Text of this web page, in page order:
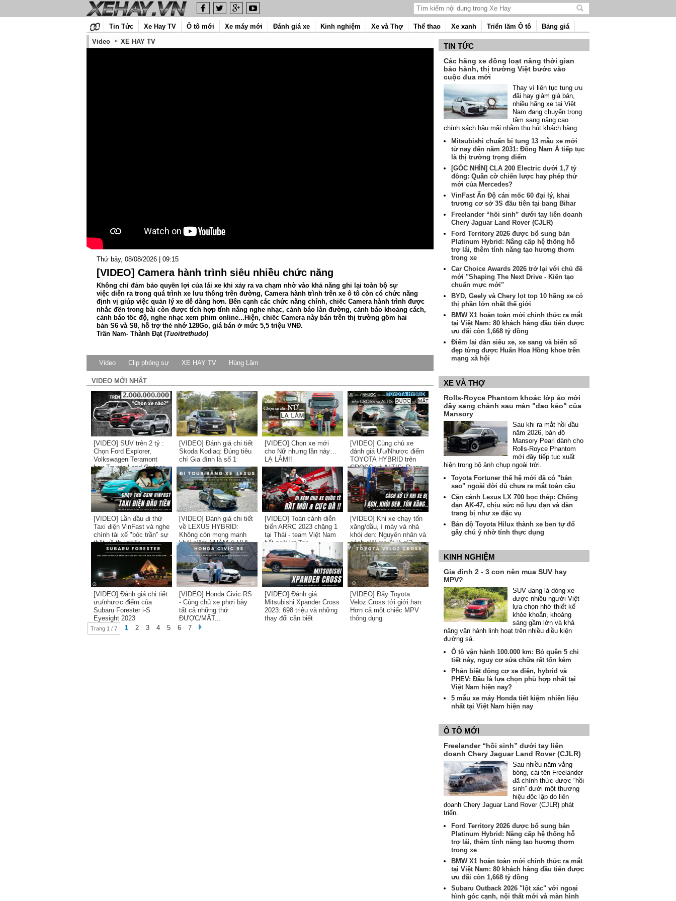
Tìm
nội
dung
Tin Tức Xe Hay TV Ô tô mới Xe máy mới Đánh giá xe Kinh nghiệm Xe và Thợ Thể thao Xe xanh Triển lãm Ô tô
Bảng giá
Video
XE HAY TV
Thứ bảy, 08/08/2026 | 09:15
[VIDEO] Camera hành trình siêu nhiều chức năng
Không chỉ đảm bảo quyền lợi của lái xe khi xảy ra va chạm nhờ vào khả năng ghi lại toàn bộ sự
việc diễn ra trong quá trình xe lưu thông trên đường, Camera hành trình trên xe ô tô còn có chức năng
định vị giúp việc quản lý xe dễ dàng hơn. Bên cạnh các chức năng chính, chiếc Camera hành trình được
nhắc đến trong bài còn được tích hợp tính năng nghe nhạc, cảnh báo làn đường, cảnh báo khoảng cách,
cảnh báo tốc độ, nghe nhạc xem phim online...Hiện, chiếc Camera này bán trên thị trường gồm hai
bản S6 và S8, hỗ trợ thẻ nhớ 128Go, giá bán ở mức 5,5 triệu VNĐ.
Trần Nam- Thành Đạt(Tuoitrethudo)
Video Clip phóng sự XE HAY TV Hùng Lâm
VIDEO MỚI NHẤT
[VIDEO] SUV trên 2 tỷ :
Chọn Ford Explorer,
Volkswagen Teramont
hay Toyota Land Cruiser
Prado?
[VIDEO] Đánh giá chi tiết
Skoda Kodiaq: Đúng tiêu
chí Gia đình là số 1
[VIDEO] Chọn xe mới
cho Nữ nhưng lần này…
LẠ LẮM!!
[VIDEO] Cùng chủ xe
đánh giá Ưu/Nhược điểm
TOYOTA HYBRID trên
CROSS và ALTIS: Được
và Mất?
[VIDEO] Lần đầu đi thử
Taxi điện VinFast và nghe
chính tài xế "bóc trần" sự
thật về thu nhập...
[VIDEO] Đánh giá chi tiết
về LEXUS HYBRID:
Không còn mong manh
khái niệm NHÀM & VUI...
[VIDEO] Toàn cảnh diễn
biến ARRC 2023 chặng 1
tại Thái - team Việt Nam
bất ngờ lọt Top
[VIDEO] Khi xe chạy tốn
xăng/dầu, ì máy và nhả
khói đen: Nguyên nhân và
cách giải quyết là gì?
[VIDEO] Đánh giá chi tiết
ưu/nhược điểm của
Subaru Forester i-S
Eyesight 2023
[VIDEO] Honda Civic RS
- Cùng chủ xe phơi bày
tất cả những thứ
ĐƯỢC/MẤT...
[VIDEO] Đánh giá
Mitsubishi Xpander Cross
2023: 698 triệu và những
thay đổi cần biết
[VIDEO] Đẩy Toyota
Veloz Cross tới giới hạn:
Hơn cả một chiếc MPV
thông dụng
Trang 1 / 7 1 2 3 4 5 6 7
TIN TỨC
Các hãng xe đồng loạt nâng thời gian
bảo hành, thị trường Việt bước vào
cuộc đua mới
Thay vì liên tục tung ưu
đãi hay giảm giá bán,
nhiều hãng xe tại Việt
Nam đang chuyển trọng
tâm sang nâng cao
chính sách hậu mãi nhằm thu hút khách hàng.
Mitsubishi chuẩn bị tung 13 mẫu xe mới
từ nay đến năm 2031: Đông Nam Á tiếp tục
là thị trường trọng điểm
[GÓC NHÌN] CLA 200 Electric dưới 1,7 tỷ
đồng: Quân cờ chiến lược hay phép thử
mới của Mercedes?
VinFast Ấn Độ cán mốc 60 đại lý, khai
trương cơ sở 3S đầu tiên tại bang Bihar
Freelander “hồi sinh” dưới tay liên doanh
Chery Jaguar Land Rover (CJLR)
Ford Territory 2026 được bổ sung bản
Platinum Hybrid: Nâng cấp hệ thống hỗ
trợ lái, thêm tính năng tạo hương thơm
trong xe
Car Choice Awards 2026 trở lại với chủ đề
mới "Shaping The Next Drive - Kiến tạo
chuẩn mực mới"
BYD, Geely và Chery lọt top 10 hãng xe có
thị phần lớn nhất thế giới
BMW X1 hoàn toàn mới chính thức ra mắt
tại Việt Nam: 80 khách hàng đầu tiên được
ưu đãi còn 1,668 tỷ đồng
Điểm lại dàn siêu xe, xe sang và biển số
đẹp từng được Huấn Hoa Hồng khoe trên
mạng xã hội
XE VÀ THỢ
Rolls-Royce Phantom khoác lớp áo mới
đầy sang chảnh sau màn "dao kéo" của
Mansory
Sau khi ra mắt hồi đầu
năm 2026, bản độ
Mansory Pearl dành cho
Rolls-Royce Phantom
mới đây tiếp tục xuất
hiện trong bộ ảnh chụp ngoài trời.
Toyota Fortuner thế hệ mới đã có "bản
sao" ngoài đời dù chưa ra mắt toàn cầu
Cận cảnh Lexus LX 700 bọc thép: Chống
đạn AK-47, chịu sức nổ lựu đạn và dàn
trang bị như xe đặc vụ
Bản độ Toyota Hilux thành xe ben tự đổ
gây chú ý nhờ tính thực dụng
KINH NGHIỆM
Gia đình 2 - 3 con nên mua SUV hay
MPV?
SUV đang là dòng xe
được nhiều người Việt
lựa chọn nhờ thiết kế
khỏe khoắn, khoảng
sáng gầm lớn và khả
năng vận hành linh hoạt trên nhiều điều kiện
đường sá.
Ô tô vận hành 100.000 km: Bỏ quên 5 chi
tiết này, nguy cơ sửa chữa rất tốn kém
Phân biệt động cơ xe điện, hybrid và
PHEV: Đâu là lựa chọn phù hợp nhất tại
Việt Nam hiện nay?
5 mẫu xe máy Honda tiết kiệm nhiên liệu
nhất tại Việt Nam hiện nay
Ô TÔ MỚI
Freelander “hồi sinh” dưới tay liên
doanh Chery Jaguar Land Rover (CJLR)
Sau nhiều năm vắng
bóng, cái tên Freelander
đã chính thức được “hồi
sinh” dưới một thương
hiệu độc lập do liên
doanh Chery Jaguar Land Rover (CJLR) phát
triển.
Ford Territory 2026 được bổ sung bản
Platinum Hybrid: Nâng cấp hệ thống hỗ
trợ lái, thêm tính năng tạo hương thơm
trong xe
BMW X1 hoàn toàn mới chính thức ra mắt
tại Việt Nam: 80 khách hàng đầu tiên được
ưu đãi còn 1,668 tỷ đồng
Subaru Outback 2026 "lột xác" với ngoại
hình góc cạnh, nội thất mới và màn hình